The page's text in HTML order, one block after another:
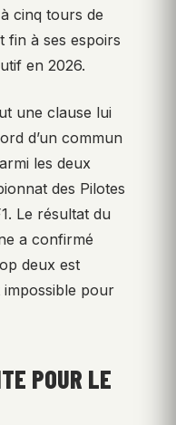
cinq tours de
fin à ses espoirs
en 2026.
une clause lui
d’un commun
les deux
des Pilotes
Le résultat du
a confirmé
deux est
impossible pour
POUR LE